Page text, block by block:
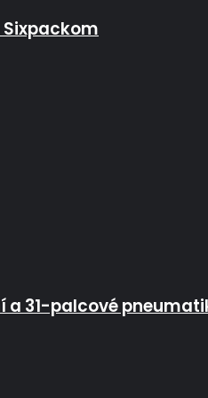
Sixpackom
a 31-palcové